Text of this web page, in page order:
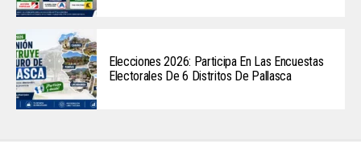
Elecciones 2026: Participa En Las Encuestas
Electorales De 6 Distritos De Pallasca